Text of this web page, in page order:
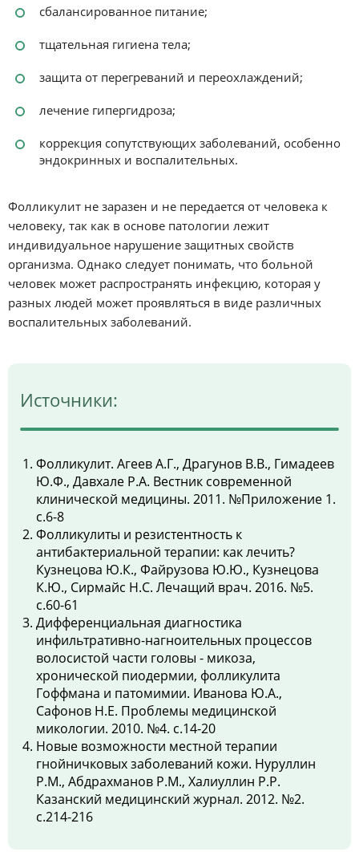
сбалансированное питание;
тщательная гигиена тела;
защита от перегреваний и переохлаждений;
лечение гипергидроза;
коррекция сопутствующих заболеваний, особенно
эндокринных и воспалительных.
Фолликулит не заразен и не передается от человека к
человеку, так как в основе патологии лежит
индивидуальное нарушение защитных свойств
организма. Однако следует понимать, что больной
человек может распространять инфекцию, которая у
разных людей может проявляться в виде различных
воспалительных заболеваний.
Источники:
Фолликулит. Агеев А.Г., Драгунов В.В., Гимадеев
Ю.Ф., Давхале Р.А. Вестник современной
клинической медицины. 2011. №Приложение 1.
с.6-8
Фолликулиты и резистентность к
антибактериальной терапии: как лечить?
Кузнецова Ю.К., Файрузова Ю.Ю., Кузнецова
К.Ю., Сирмайс Н.С. Лечащий врач. 2016. №5.
с.60-61
Дифференциальная диагностика
инфильтративно-нагноительных процессов
волосистой части головы - микоза,
хронической пиодермии, фолликулита
Гоффмана и патомимии. Иванова Ю.А.,
Сафонов Н.Е. Проблемы медицинской
микологии. 2010. №4. с.14-20
Новые возможности местной терапии
гнойничковых заболеваний кожи. Нуруллин
Р.М., Абдрахманов Р.М., Халиуллин Р.Р.
Казанский медицинский журнал. 2012. №2.
с.214-216